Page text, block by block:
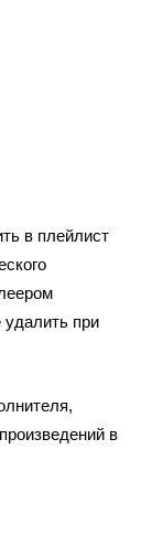
в плейлист
при
в